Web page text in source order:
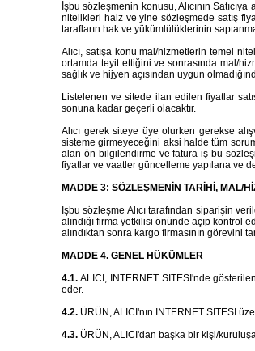
İşbu sözleşmenin konusu, Alıcının Satıcıya
nitelikleri haiz ve yine sözleşmede satış
tarafların hak ve yükümlülüklerinin
Alıcı, satışa konu mal/hizmetlerin temel
ortamda teyit ettiğini ve sonrasında mal/
sağlık ve hijyen açısından uygun
Listelenen ve sitede ilan edilen fiyatlar
sonuna kadar geçerli olacaktır.
Alıcı gerek siteye üye olurken gerekse
sisteme girmeyeceğini aksi halde tüm
alan ön bilgilendirme ve fatura iş bu
fiyatlar ve vaatler güncelleme yapılana ve
MADDE 3: SÖZLEŞMENİN TARİHİ, MAL/
İşbu sözleşme Alıcı tarafından siparişin
alındığı firma yetkilisi önünde açıp kontrol
alındıktan sonra kargo firmasının görevini
MADDE 4. GENEL HÜKÜMLER
4.1. ALICI, İNTERNET SİTESİ'nde
eder.
4.2. ÜRÜN, ALICI'nın İNTERNET SİTESİ
4.3. ÜRÜN, ALICI'dan başka bir kişi/